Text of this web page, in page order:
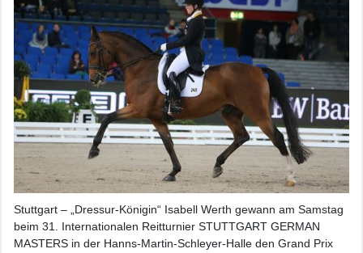
Stuttgart – „Dressur-Königin“ Isabell Werth gewann am Samstag
beim 31. Internationalen Reitturnier STUTTGART GERMAN
MASTERS in der Hanns-Martin-Schleyer-Halle den Grand Prix